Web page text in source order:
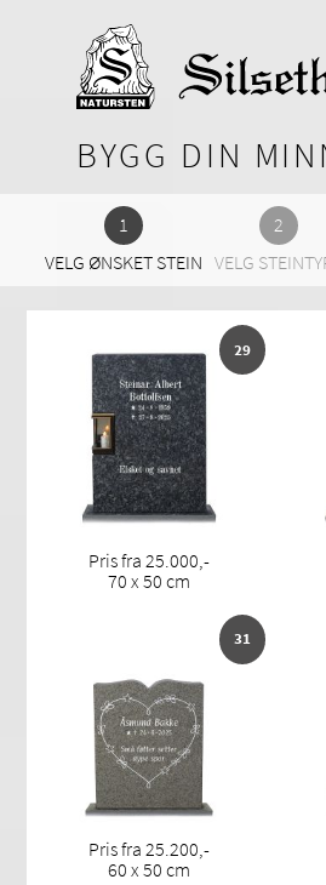
BYGG DIN
VELG ØNSKET STEIN VELG
29
Pris fra 25.000,-
70 x 50 cm
31
Pris fra 25.200,-
60 x 50 cm